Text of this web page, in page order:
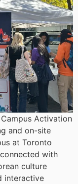
Activation
and on-site
at Toronto
with
culture
interactive